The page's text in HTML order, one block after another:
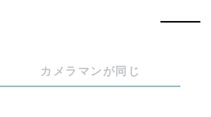
カメラマンが同じ